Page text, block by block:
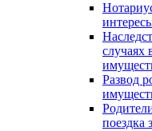
случаях
Развод
поездка